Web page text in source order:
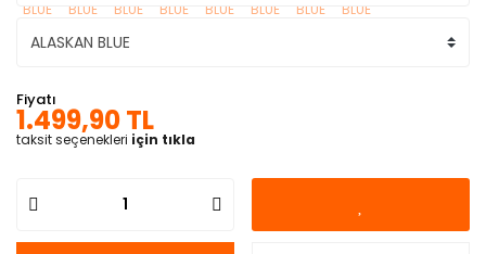
Fiyatı
1.499,90 TL
taksit seçenekleri için tıkla